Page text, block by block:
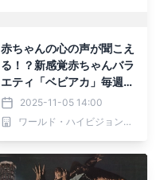
赤ちゃんの心の声が聞こえ
る！？新感覚赤ちゃんバラ
エティ「ベビアカ」毎週水
曜よる9:55～ BS12 トゥ
エルビで放送開始
2025-11-05 14:00
ワールド・ハイビジョン・チャンネル株式会社